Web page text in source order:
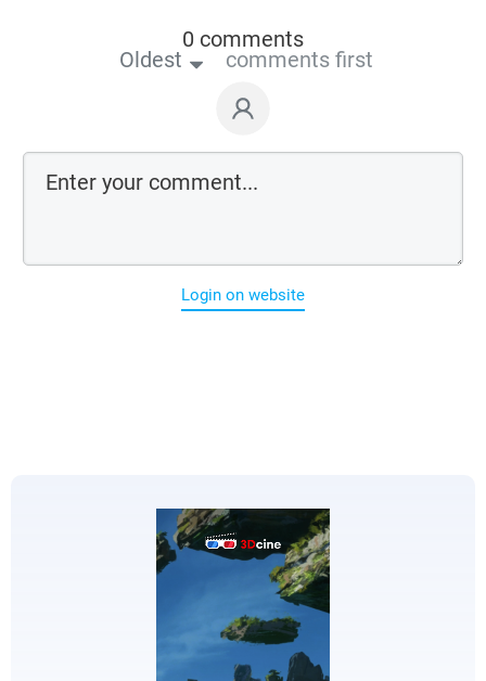
0 comments
Oldest comments first
Login on website